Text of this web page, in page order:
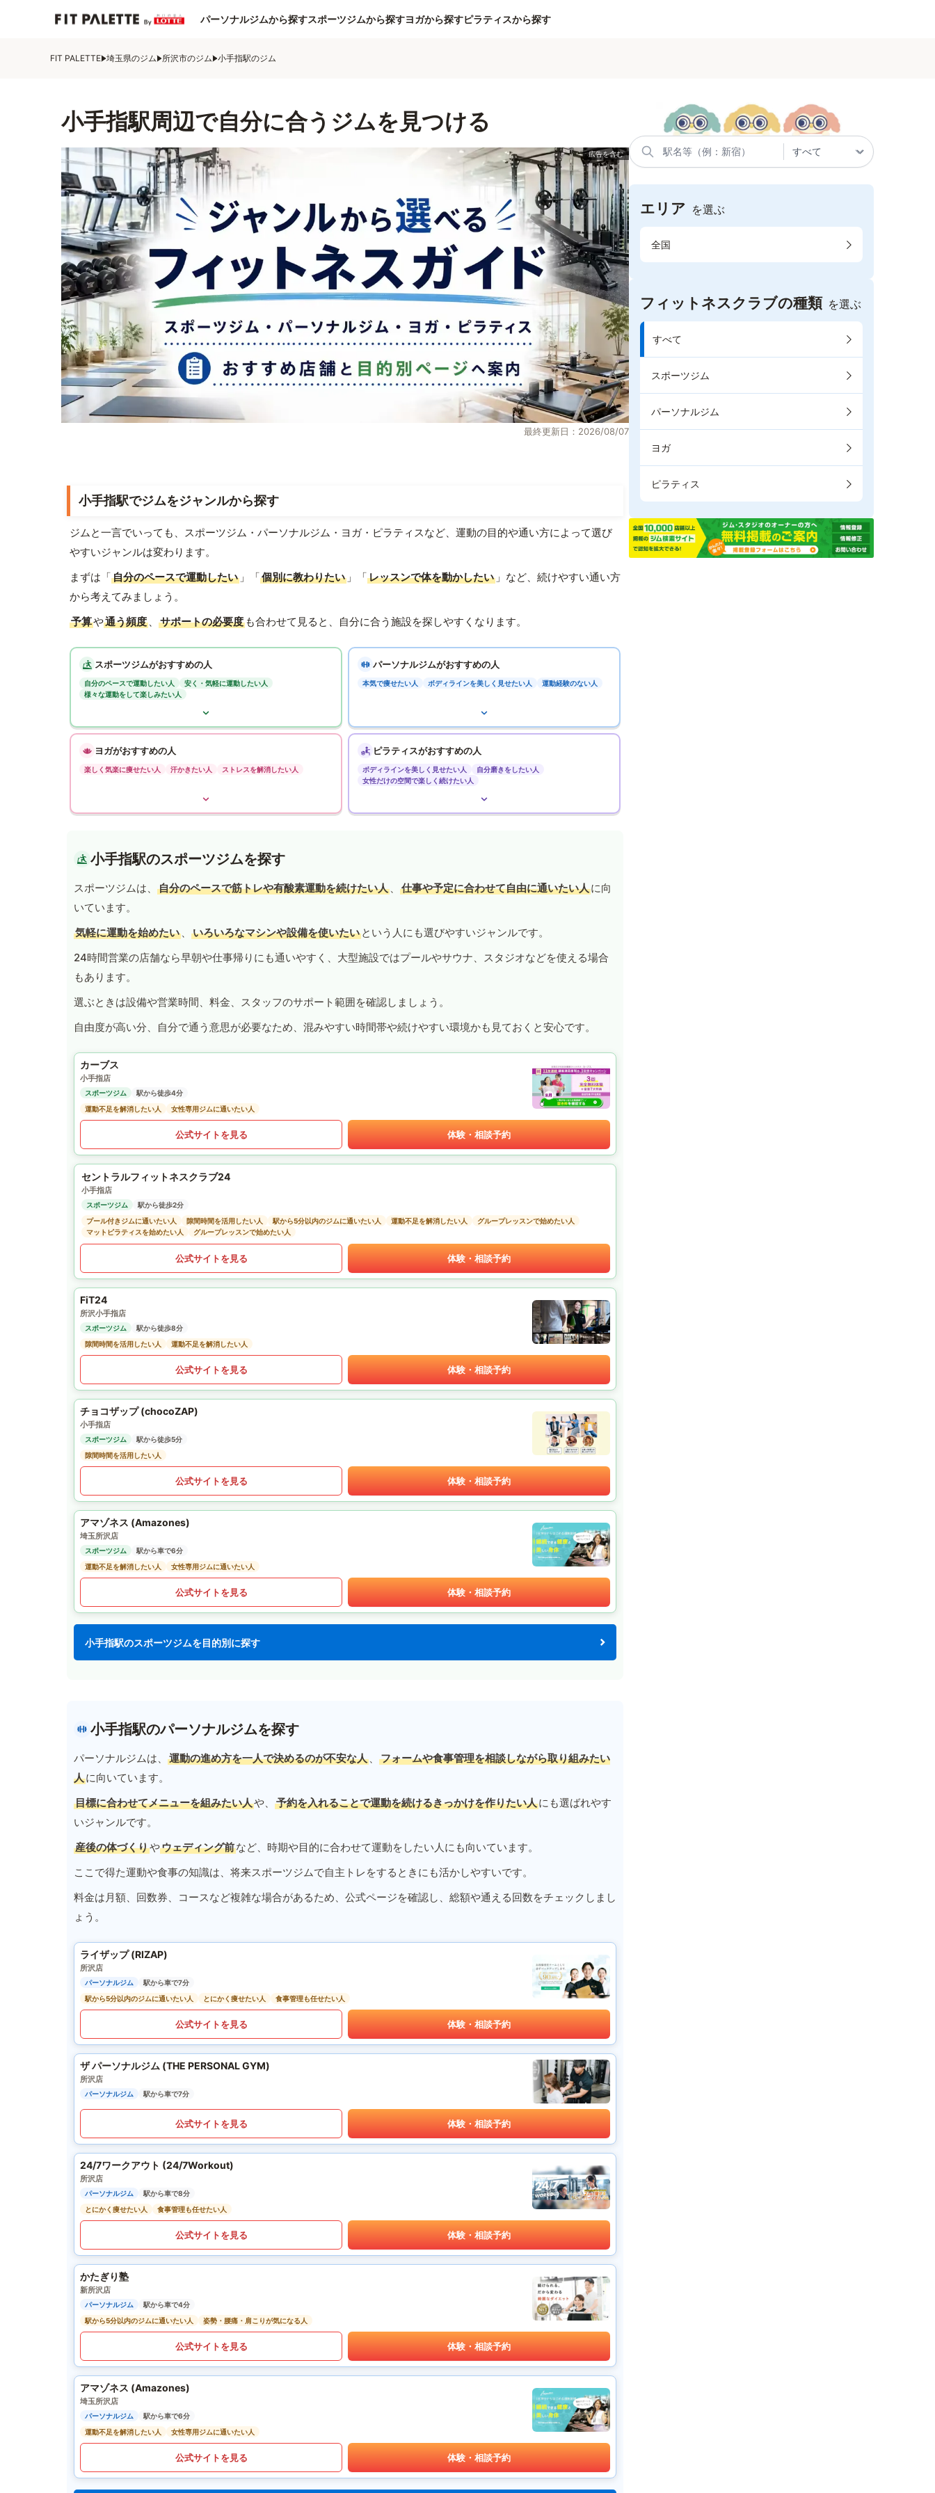
パーソナルジムから探すスポーツジムから探すヨガから探すピラティスから探す
FIT PALETTE 埼玉県のジム 所沢市のジム 小手指駅のジム
小手指駅周辺で自分に合うジムを見つける
最終更新日：2026/08/07
小手指駅でジムをジャンルから探す
ジムと一言でいっても、スポーツジム・パーソナルジム・ヨガ・ピラティスなど、運動の目的や通い方によって選び
やすいジャンルは変わります。
まずは「自分のペースで運動したい 」「個別に教わりたい 」「レッスンで体を動かしたい 」など、続けやすい通い方
から考えてみましょう。
予算や通う頻度 、 サポートの必要度 も合わせて見ると、自分に合う施設を探しやすくなります。
スポーツジムがおすすめの人
自分のペースで運動したい人
安く・気軽に運動したい人
様々な運動をして楽しみたい人
パーソナルジムがおすすめの人
本気で痩せたい人 ボディラインを美しく見せたい人 運動経験のない人
ヨガがおすすめの人
楽しく気楽に痩せたい人 汗かきたい人 ストレスを解消したい人
ピラティスがおすすめの人
ボディラインを美しく見せたい人
自分磨きをしたい人
女性だけの空間で楽しく続けたい人
小手指駅のスポーツジムを探す
スポーツジムは、 自分のペースで筋トレや有酸素運動を続けたい人 、 仕事や予定に合わせて自由に通いたい人に向
いています。
気軽に運動を始めたい 、 いろいろなマシンや設備を使いたい という人にも選びやすいジャンルです。
24時間営業の店舗なら早朝や仕事帰りにも通いやすく、大型施設ではプールやサウナ、スタジオなどを使える場合
もあります。
選ぶときは設備や営業時間、料金、スタッフのサポート範囲を確認しましょう。
自由度が高い分、自分で通う意思が必要なため、混みやすい時間帯や続けやすい環境かも見ておくと安心です。
カーブス
小手指店
スポーツジム
駅から徒歩4分
運動不足を解消したい人
女性専用ジムに通いたい人
公式サイトを見る 体験・相談予約
セントラルフィットネスクラブ24
小手指店
スポーツジム
駅から徒歩2分
プール付きジムに通いたい人
隙間時間を活用したい人 駅から5分以内のジムに通いたい人 運動不足を解消したい人
グループレッスンで始めたい人
マットピラティスを始めたい人
グループレッスンで始めたい人
公式サイトを見る 体験・相談予約
FiT24
所沢小手指店
スポーツジム
駅から徒歩8分
隙間時間を活用したい人
運動不足を解消したい人
公式サイトを見る 体験・相談予約
チョコザップ (chocoZAP)
小手指店
スポーツジム
駅から徒歩5分
隙間時間を活用したい人
公式サイトを見る 体験・相談予約
アマゾネス (Amazones)
埼玉所沢店
スポーツジム
駅から車で6分
運動不足を解消したい人
女性専用ジムに通いたい人
公式サイトを見る 体験・相談予約
小手指駅のスポーツジムを目的別に探す
小手指駅のパーソナルジムを探す
パーソナルジムは、 運動の進め方を一人で決めるのが不安な人 、
フォームや食事管理を相談しながら取り組みたい
人に向いています。
目標に合わせてメニューを組みたい人や、 予約を入れることで運動を続けるきっかけを作りたい人にも選ばれやす
いジャンルです。
産後の体づくりやウェディング前など、時期や目的に合わせて運動をしたい人にも向いています。
ここで得た運動や食事の知識は、将来スポーツジムで自主トレをするときにも活かしやすいです。
料金は月額、回数券、コースなど複雑な場合があるため、公式ページを確認し、総額や通える回数をチェックしまし
ょう。
ライザップ (RIZAP)
所沢店
パーソナルジム
駅から車で7分
駅から5分以内のジムに通いたい人
とにかく痩せたい人 食事管理も任せたい人
公式サイトを見る 体験・相談予約
ザ パーソナルジム (THE PERSONAL GYM)
所沢店
パーソナルジム 駅から車で7分
公式サイトを見る 体験・相談予約
24/7ワークアウト (24/7Workout)
所沢店
パーソナルジム
駅から車で8分
とにかく痩せたい人
食事管理も任せたい人
公式サイトを見る 体験・相談予約
かたぎり塾
新所沢店
パーソナルジム
駅から車で4分
駅から5分以内のジムに通いたい人
姿勢・腰痛・肩こりが気になる人
公式サイトを見る 体験・相談予約
アマゾネス (Amazones)
埼玉所沢店
パーソナルジム
駅から車で6分
運動不足を解消したい人
女性専用ジムに通いたい人
公式サイトを見る 体験・相談予約
エリア を選ぶ
全国
フィットネスクラブの種類 を選ぶ
すべて
スポーツジム
パーソナルジム
ヨガ
ピラティス